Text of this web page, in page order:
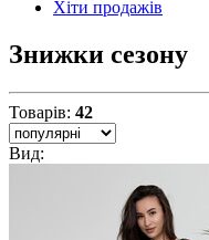
Хіти продажів
Знижки сезону
Товарів: 42
Вид: